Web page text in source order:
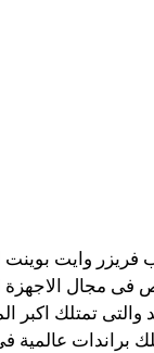
فريزر وايت
مجال الاجهزة
والتى تمتلك اكبر
براندات عالمية